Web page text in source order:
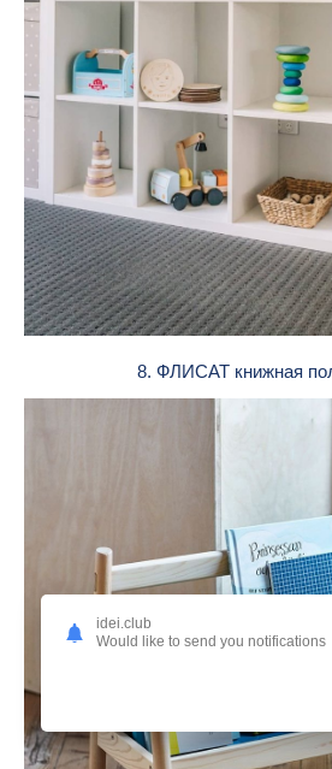
8. ФЛИСАТ книжная
idei.club
Would like to send you notifications